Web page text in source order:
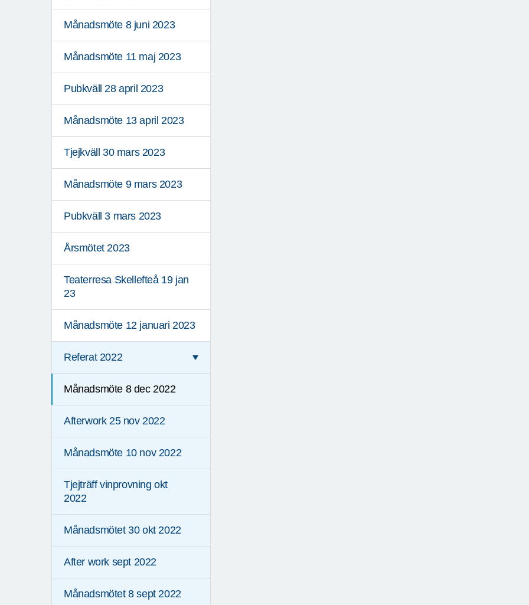
Månadsmöte 8 juni 2023
Månadsmöte 11 maj 2023
Pubkväll 28 april 2023
Månadsmöte 13 april 2023
Tjejkväll 30 mars 2023
Månadsmöte 9 mars 2023
Pubkväll 3 mars 2023
Årsmötet 2023
Teaterresa Skellefteå 19 jan
23
Månadsmöte 12 januari 2023
Referat 2022
Månadsmöte 8 dec 2022
Afterwork 25 nov 2022
Månadsmöte 10 nov 2022
Tjejträff vinprovning okt
2022
Månadsmötet 30 okt 2022
After work sept 2022
Månadsmötet 8 sept 2022